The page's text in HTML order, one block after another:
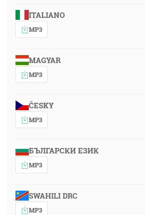
ITALIANO
MP3
MAGYAR
MP3
ČESKY
MP3
БЪЛГАРСКИ ЕЗИК
MP3
SWAHILI DRC
MP3